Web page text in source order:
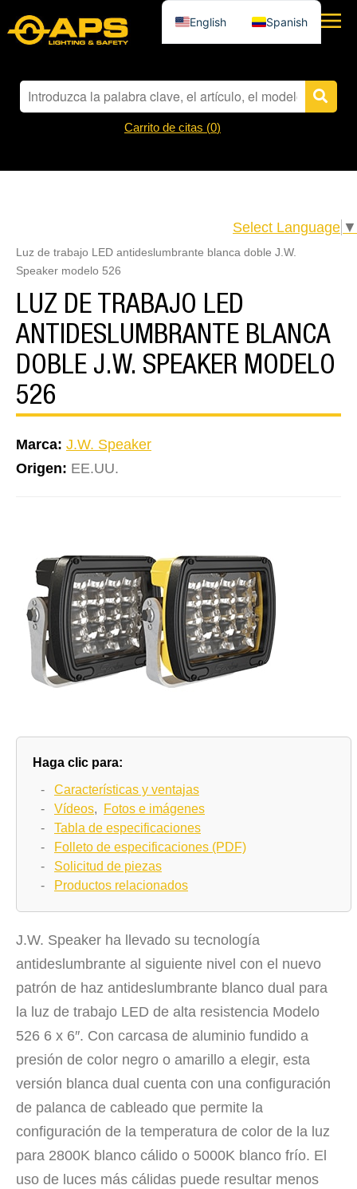
Carrito de citas (0)
Select Language ▼
Luz de trabajo LED antideslumbrante blanca doble J.W.
Speaker modelo 526
LUZ DE TRABAJO LED
ANTIDESLUMBRANTE BLANCA
DOBLE J.W. SPEAKER MODELO
526
Marca: J.W. Speaker
Origen: EE.UU.
Haga clic para:
- Características y ventajas
- Vídeos,
Fotos e imágenes
- Tabla de especificaciones
-
Folleto de especificaciones (PDF)
- Solicitud de piezas
-
Productos relacionados
J.W. Speaker ha llevado su tecnología
antideslumbrante al siguiente nivel con el nuevo
patrón de haz antideslumbrante blanco dual para
la luz de trabajo LED de alta resistencia Modelo
526 6 x 6″. Con carcasa de aluminio fundido a
presión de color negro o amarillo a elegir, esta
versión blanca dual cuenta con una configuración
de palanca de cableado que permite la
configuración de la temperatura de color de la luz
para 2800K blanco cálido o 5000K blanco frío. El
uso de luces más cálidas puede resultar menos
English Spanish